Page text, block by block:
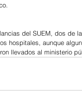
del SUEM, dos de
hospitales, aunque
llevados al ministerio